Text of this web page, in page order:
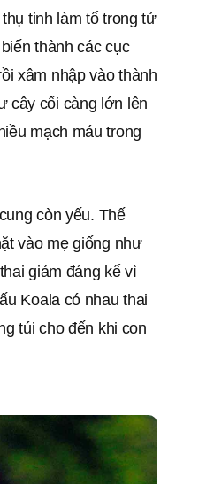
tinh làm tổ trong tử
thành các cục
xâm nhập vào thành
cây cối càng lớn lên
mạch máu trong
còn yếu. Thế
vào mẹ giống như
giảm đáng kể vì
Koala có nhau thai
túi cho đến khi con